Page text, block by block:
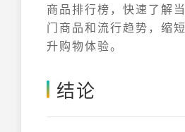
商品排行榜，快速了解
门商品和流行趋势，缩
升购物体验。
结论